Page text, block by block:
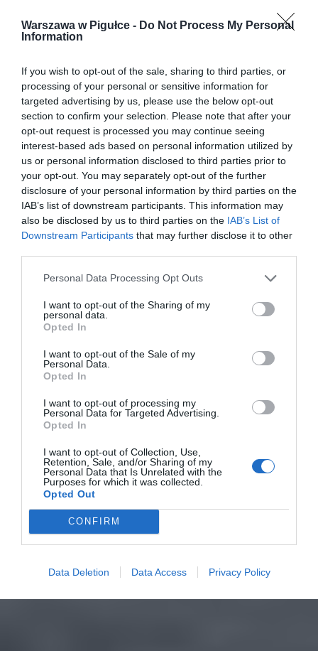
Warszawa w Pigułce - Do Not Process My Personal
Information
If you wish to opt-out of the sale, sharing to third parties, or
processing of your personal or sensitive information for
targeted advertising by us, please use the below opt-out
section to confirm your selection. Please note that after your
opt-out request is processed you may continue seeing
interest-based ads based on personal information utilized by
us or personal information disclosed to third parties prior to
your opt-out. You may separately opt-out of the further
disclosure of your personal information by third parties on the
IAB’s list of downstream participants. This information may
also be disclosed by us to third parties on the IAB’s List of
Downstream Participants that may further disclose it to other
Personal Data Processing Opt Outs
I want to opt-out of the Sharing of my
personal data.
Opted In
I want to opt-out of the Sale of my
Personal Data.
Opted In
I want to opt-out of processing my
Personal Data for Targeted Advertising.
Opted In
I want to opt-out of Collection, Use,
Retention, Sale, and/or Sharing of my
Personal Data that Is Unrelated with the
Purposes for which it was collected.
Opted Out
CONFIRM
Data Deletion Data Access Privacy Policy